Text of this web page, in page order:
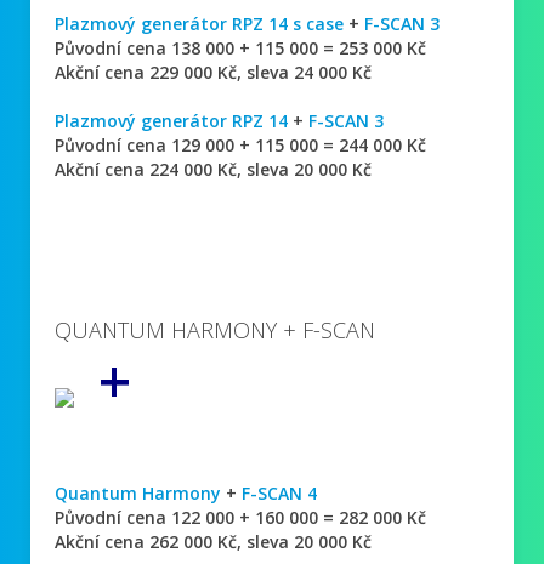
Plazmový generátor RPZ 14 s case + F-SCAN 3
Původní cena 138 000 + 115 000 = 253 000 Kč
Akční cena 229 000 Kč, sleva 24 000 Kč
Plazmový generátor RPZ 14 + F-SCAN 3
Původní cena 129 000 + 115 000 = 244 000 Kč
Akční cena 224 000 Kč, sleva 20 000 Kč
QUANTUM HARMONY + F-SCAN
+
Quantum Harmony + F-SCAN 4
Původní cena 122 000 + 160 000 = 282 000 Kč
Akční cena 262 000 Kč, sleva 20 000 Kč